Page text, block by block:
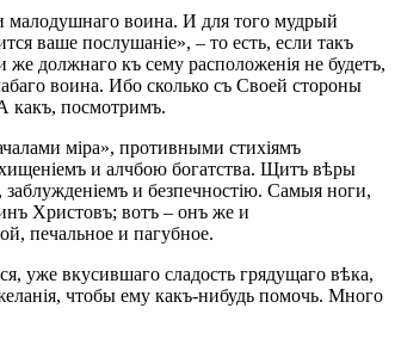
малодушнаго воина. И для того мудрый
ваше послушаніе», – то есть, если такъ
должнаго къ сему расположенія не будетъ,
воина. Ибо сколько съ Своей стороны
какъ, посмотримъ.
міра», противными стихіямъ
и алчбою богатства. Щитъ вѣры
и безпечностію. Самыя ноги,
Христовъ; вотъ – онъ же и
печальное и пагубное.
уже вкусившаго сладость грядущаго вѣка,
чтобы ему какъ-нибудь помочь. Много